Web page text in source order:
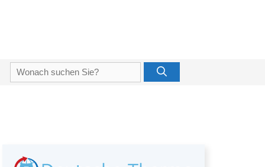
Suche
nach: